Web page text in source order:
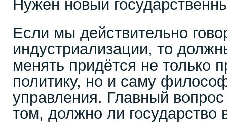
Нужен новый
Если мы действительно
индустриализации, то
менять придётся не только
политику, но и саму
управления. Главный
том, должно ли государство